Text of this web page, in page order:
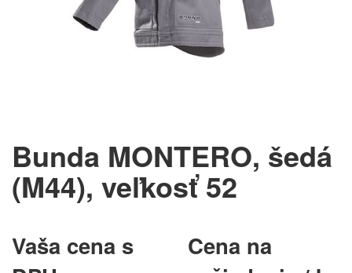
Bunda MONTERO, šedá
(M44), veľkosť 52
Vaša cena s
Cena na